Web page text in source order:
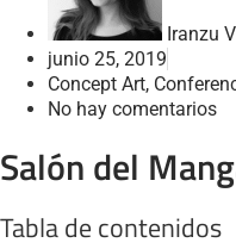
Iranzu
junio 25, 2019
Concept Art,
No hay comentarios
Salón del
Tabla de contenidos